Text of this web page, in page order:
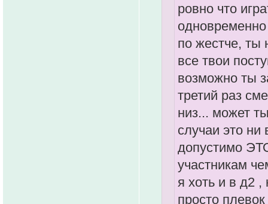
ровно что
по жестче, ты
все твои
возможно ты
третий раз
низ... может
случаи это ни
допустимо
участникам
я хоть и в д2 ,
просто